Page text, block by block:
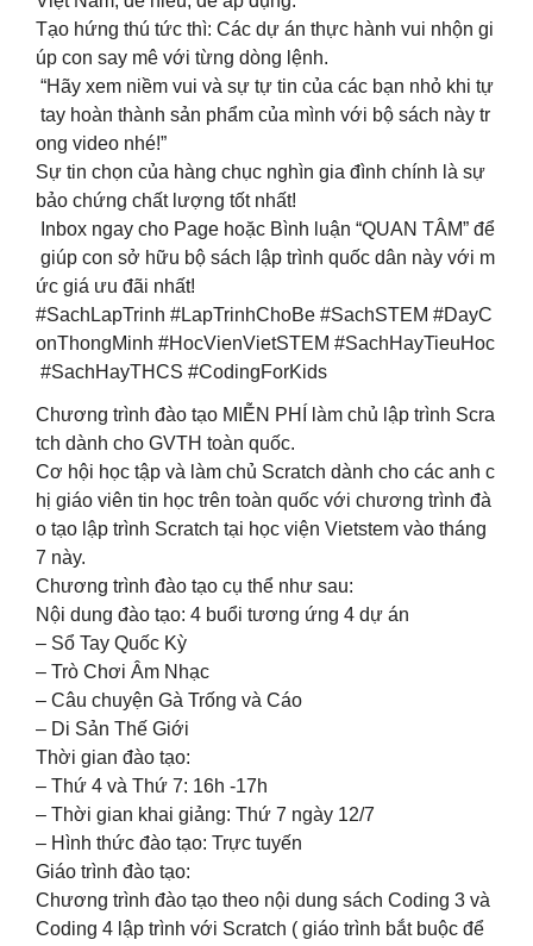
Tạo hứng thú tức thì: Các dự án thực hành vui nhộn gi
úp con say mê với từng dòng lệnh.
️ “Hãy xem niềm vui và sự tự tin của các bạn nhỏ khi tự
tay hoàn thành sản phẩm của mình với bộ sách này tr
ong video nhé!”
Sự tin chọn của hàng chục nghìn gia đình chính là sự
bảo chứng chất lượng tốt nhất!
Inbox ngay cho Page hoặc Bình luận “QUAN TÂM” để
giúp con sở hữu bộ sách lập trình quốc dân này với m
ức giá ưu đãi nhất!
#SachLapTrinh #LapTrinhChoBe #SachSTEM #DayC
onThongMinh #HocVienVietSTEM #SachHayTieuHoc
#SachHayTHCS #CodingForKids
Chương trình đào tạo MIỄN PHÍ làm chủ lập trình Scra
tch dành cho GVTH toàn quốc.
Cơ hội học tập và làm chủ Scratch dành cho các anh c
hị giáo viên tin học trên toàn quốc với chương trình đà
o tạo lập trình Scratch tại học viện Vietstem vào tháng
7 này.
Chương trình đào tạo cụ thể như sau:
Nội dung đào tạo: 4 buổi tương ứng 4 dự án
– Sổ Tay Quốc Kỳ
– Trò Chơi Âm Nhạc
– Câu chuyện Gà Trống và Cáo
– Di Sản Thế Giới
Thời gian đào tạo:
– Thứ 4 và Thứ 7: 16h -17h
– Thời gian khai giảng: Thứ 7 ngày 12/7
– Hình thức đào tạo: Trực tuyến
Giáo trình đào tạo:
Chương trình đào tạo theo nội dung sách Coding 3 và
Coding 4 lập trình với Scratch ( giáo trình bắt buộc để